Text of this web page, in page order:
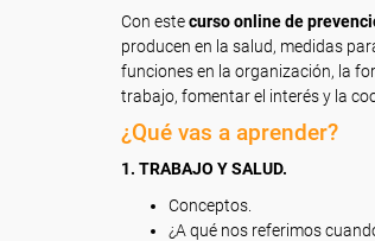
Con estecurso online de
producen en la salud, medidas
funciones en la organización, la
trabajo, fomentar el interés y la
¿Qué vas a aprender?
1. TRABAJO Y SALUD.
Conceptos.
¿A qué nos referimos